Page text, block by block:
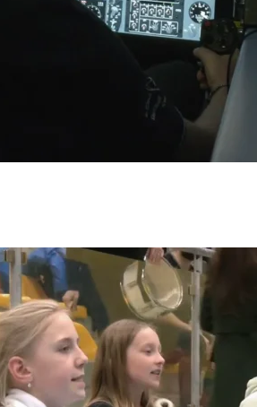
1348/95, 150 00 Praha 5.
Praha 3. Její činnost se řídí právním řádem České